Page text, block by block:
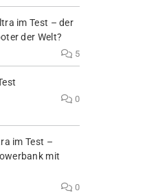
im Test – der
der Welt?
5
0
im Test –
mit
0